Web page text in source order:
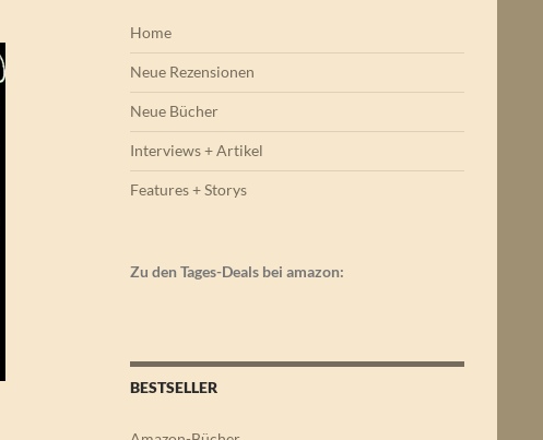
Home
Neue Rezensionen
Neue Bücher
Interviews + Artikel
Features + Storys
Zu den Tages-Deals bei amazon:
BESTSELLER